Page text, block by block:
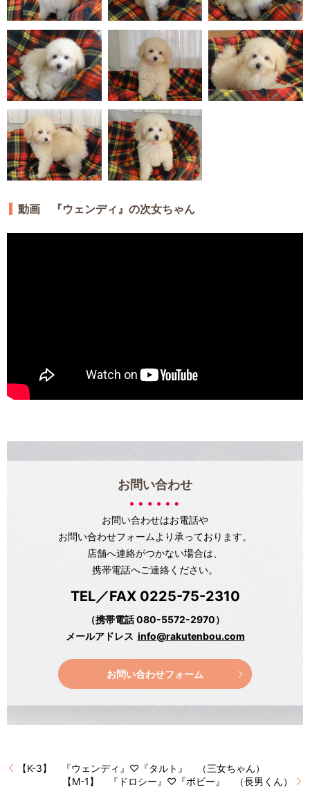
動画 『ウェンディ』の次女ちゃん
お問い合わせ
お問い合わせはお電話や
お問い合わせフォームより承っております。
店舗へ連絡がつかない場合は、
携帯電話へご連絡ください。
TEL／FAX 0225-75-2310
（携帯電話 080-5572-2970）
メールアドレス info@rakutenbou.com
お問い合わせフォーム
【K-3】 『ウェンディ』♡『タルト』 （三女ちゃん）
【M-1】 『ドロシー』♡『ボビー』 （長男くん）